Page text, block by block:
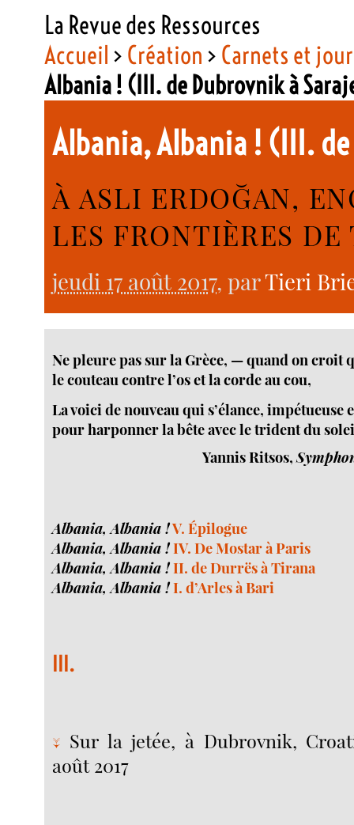
La Revue des Ressources
Accueil > Création > Carnets et
Albania ! (III. de Dubrovnik à
Albania, Albania ! (III.
À ASLI ERDOĞAN,
LES FRONTIÈRES DE
jeudi 17 août 2017, parTieri
Ne pleure pas sur la Grèce, — quand on croit
le couteau contre l’os et la corde au cou,
La voici de nouveau qui s’élance, impétueuse
pour harponner la bête avec le trident du
Yannis Ritsos,
Albania, Albania !V. Épilogue
Albania, Albania !IV. De Mostar à Paris
Albania, Albania !II. de Durrës à Tirana
Albania, Albania !I. d’Arles à Bari
III.
↓ Sur la jetée, à Dubrovnik,
août 2017